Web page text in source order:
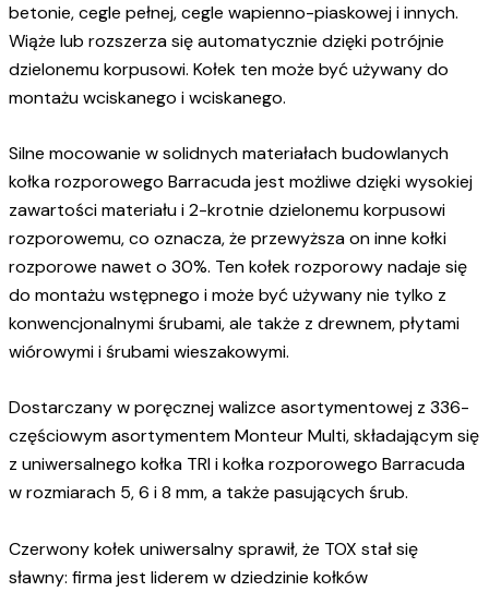
betonie, cegle pełnej, cegle wapienno-piaskowej i innych.
Wiąże lub rozszerza się automatycznie dzięki potrójnie
dzielonemu korpusowi. Kołek ten może być używany do
montażu wciskanego i wciskanego.
Silne mocowanie w solidnych materiałach budowlanych
kołka rozporowego Barracuda jest możliwe dzięki wysokiej
zawartości materiału i 2-krotnie dzielonemu korpusowi
rozporowemu, co oznacza, że przewyższa on inne kołki
rozporowe nawet o 30%. Ten kołek rozporowy nadaje się
do montażu wstępnego i może być używany nie tylko z
konwencjonalnymi śrubami, ale także z drewnem, płytami
wiórowymi i śrubami wieszakowymi.
Dostarczany w poręcznej walizce asortymentowej z 336-
częściowym asortymentem Monteur Multi, składającym się
z uniwersalnego kołka TRI i kołka rozporowego Barracuda
w rozmiarach 5, 6 i 8 mm, a także pasujących śrub.
Czerwony kołek uniwersalny sprawił, że TOX stał się
sławny: firma jest liderem w dziedzinie kołków